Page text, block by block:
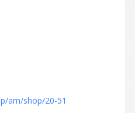
am/shop/20-51